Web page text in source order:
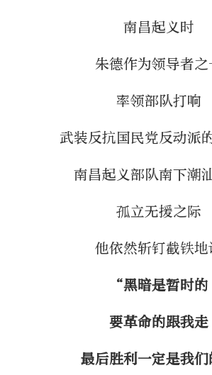
南昌起义时
朱德作为领导者之
率领部队打响
武装反抗国民党反动派
南昌起义部队南下潮
孤立无援之际
他依然斩钉截铁地
“黑暗是暂时的
要革命的跟我走
最后胜利一定是我们